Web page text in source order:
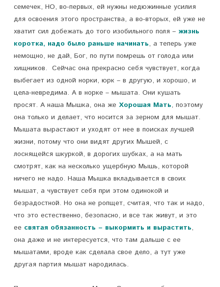
семечек, НО, во-первых, ей нужны недюжинные усилия
для освоения этого пространства, а во-вторых, ей уже не
хватит сил добежать до того изобильного поля – жизнь
коротка, надо было раньше начинать, а теперь уже
немощно, не дай, Бог, по пути помрешь от голода или
хищников. Сейчас она прекрасно себя чувствует, когда
выбегает из одной норки, юрк – в другую, и хорошо, и
цела-невредима. А в норке – мышата. Они кушать
просят. А наша Мышка, она же Хорошая Мать, поэтому
она только и делает, что носится за зерном для мышат.
Мышата вырастают и уходят от нее в поисках лучшей
жизни, потому что они видят других Мышей, с
лоснящейся шкуркой, в дорогих шубках, а на мать
смотрят, как на несколько ущербную Мышь, которой
ничего не надо. Наша Мышка вкладывается в своих
мышат, а чувствует себя при этом одинокой и
безрадостной. Но она не ропщет, считая, что так и надо,
что это естественно, безопасно, и все так живут, и это
ее святая обязанность – выкормить и вырастить,
она даже и не интересуется, что там дальше с ее
мышатами, вроде как сделала свое дело, а тут уже
другая партия мышат народилась.